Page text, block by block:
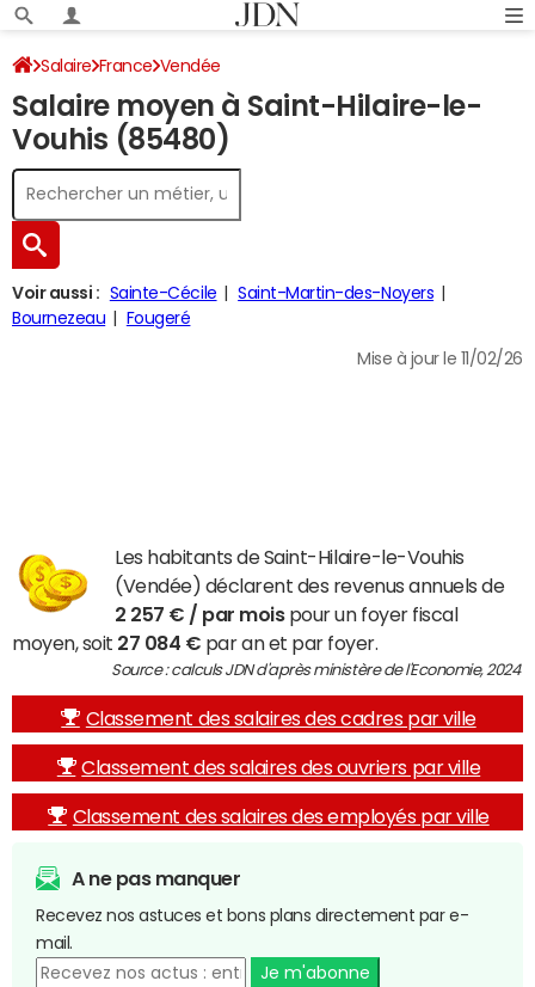
Salaire France Vendée
Salaire moyen à Saint-Hilaire-le-
Vouhis (85480)
Voir aussi : Sainte-Cécile
Saint-Martin-des-Noyers
Bournezeau
Fougeré
Mise à jour le 11/02/26
Les habitants de Saint-Hilaire-le-Vouhis
(Vendée) déclarent des revenus annuels de
2 257 € / par moispour un foyer fiscal
moyen, soit 27 084 € par an et par foyer.
Source : calculs JDN d'après ministère de l'Economie, 2024
Classement des salaires des cadres par ville
Classement des salaires des ouvriers par ville
Classement des salaires des employés par ville
A ne pas manquer
Recevez nos astuces et bons plans directement par e-
mail.
Je m'abonne